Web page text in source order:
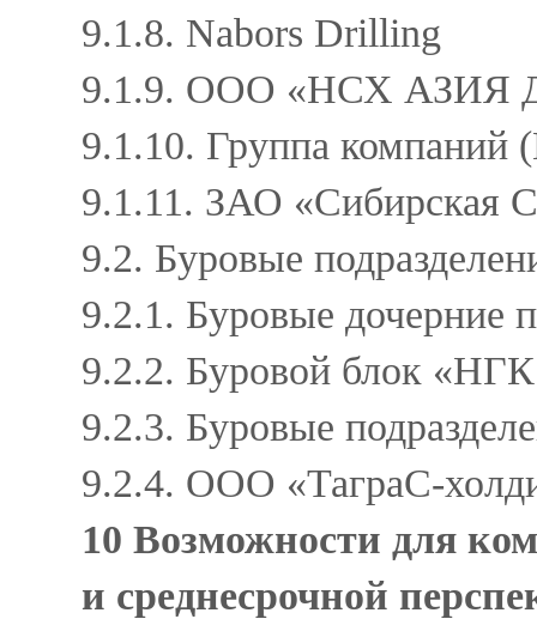
9.1.8. Nabors Drilling
9.1.9. ООО «НСХ АЗИЯ
9.1.10. Группа компаний
9.1.11. ЗАО «Сибирская
9.2. Буровые
9.2.1. Буровые
9.2.2. Буровой блок
9.2.3. Буровые
9.2.4. ООО «ТаграС-
10 Возможности для
и среднесрочной